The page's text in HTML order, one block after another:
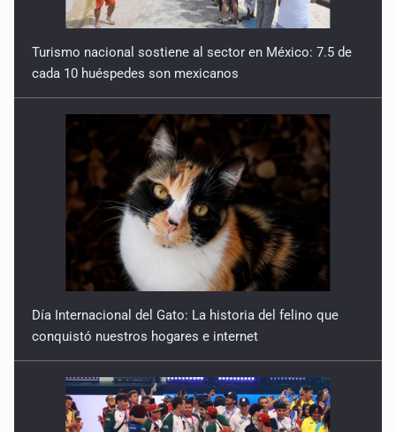
Turismo nacional sostiene al sector en México: 7.5 de
cada 10 huéspedes son mexicanos
Día Internacional del Gato: La historia del felino que
conquistó nuestros hogares e internet